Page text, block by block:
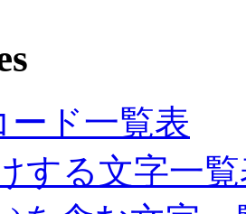
ード一覧表
する文字一